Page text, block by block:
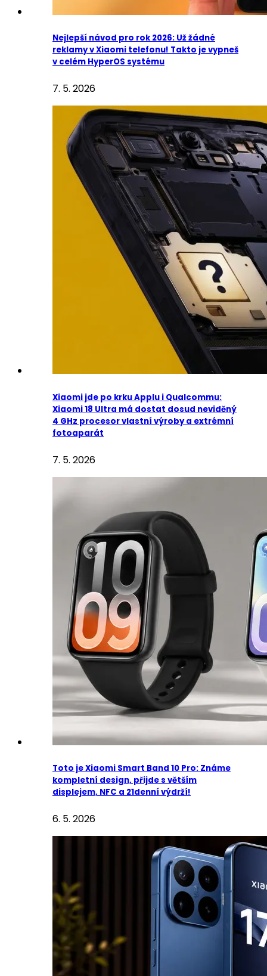
Nejlepší návod pro rok 2026: Už žádné
reklamy v Xiaomi telefonu! Takto je vypneš
v celém HyperOS systému
7. 5. 2026
Xiaomi jde po krku Applu i Qualcommu:
Xiaomi 18 Ultra má dostat dosud neviděný
4 GHz procesor vlastní výroby a extrémní
fotoaparát
7. 5. 2026
Toto je Xiaomi Smart Band 10 Pro: Známe
kompletní design, přijde s větším
displejem, NFC a 21denní výdrží!
6. 5. 2026